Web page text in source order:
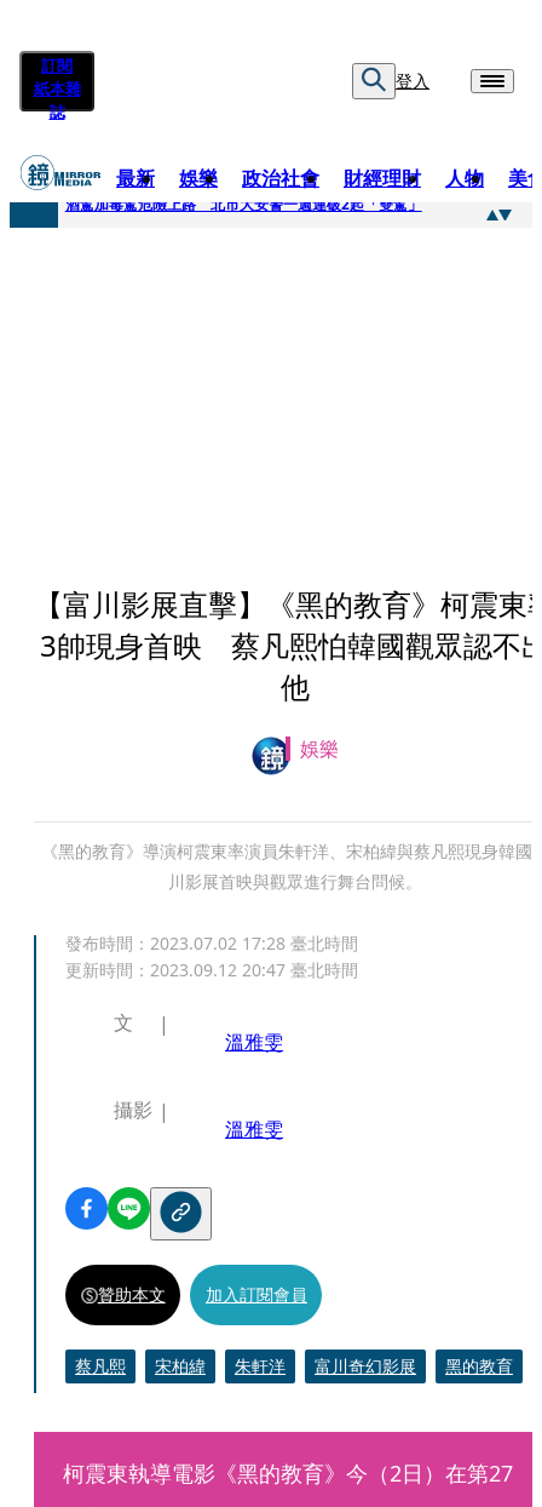
訂閱
紙本雜
誌
登入
最新 娛樂 政治社會 財經理財 人物 美
快訊
酒駕加毒駕危險上路 北市大安警一週連破2起「雙駕」
【富川影展直擊】《黑的教育》柯震東
3帥現身首映 蔡凡熙怕韓國觀眾認不
他
娛樂
《黑的教育》導演柯震東率演員朱軒洋、宋柏緯與蔡凡熙現身韓國
川影展首映與觀眾進行舞台問候。
發布時間： 2023.07.02 17:28 臺北時間
更新時間： 2023.09.12 20:47 臺北時間
文
溫雅雯
攝影
溫雅雯
贊助本文 加入訂閱會員
蔡凡熙 宋柏緯 朱軒洋 富川奇幻影展 黑的教育
柯震東執導電影《黑的教育》今（2日）在第27